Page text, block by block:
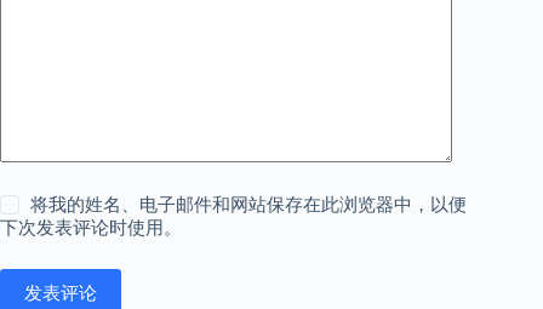
将我的姓名、电子邮件和网站保存在此浏览器中，以便
下次发表评论时使用。
发表评论